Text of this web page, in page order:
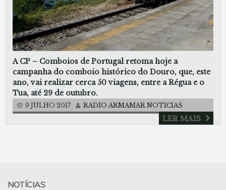
A CP – Comboios de Portugal retoma hoje a
campanha do comboio histórico do Douro, que, este
ano, vai realizar cerca 50 viagens, entre a Régua e o
Tua, até 29 de outubro.
9 JULHO 2017 RADIO ARMAMAR NOTICIAS
LER MAIS
NOTÍCIAS